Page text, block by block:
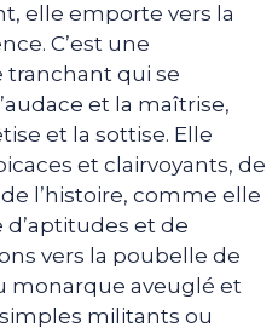
elle emporte vers la
C’est une
tranchant qui se
et la maîtrise,
et la sottise. Elle
et clairvoyants, de
l’histoire, comme elle
et de
vers la poubelle de
monarque aveuglé et
militants ou